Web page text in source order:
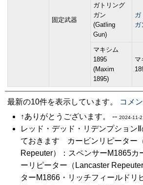
固定武器
ガトリング
ガン
(Gatling
Gun)
ガ
ガ
マキシム
1895
(Maxim
1895)
マ
最新の10件を表示しています。
コメ
↑ありがとうございます。 -- 2024-11-
レッド・デッド・リデンプション
ておきます カービンリピーター
Repeuter）：スペンサーM1865カ
ーリピーター（Lancaster
ターM1866・リッチフィールドリ